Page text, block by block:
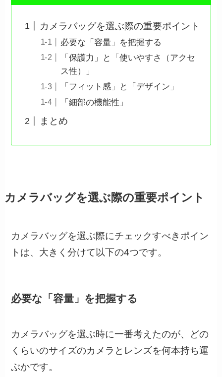
カメラバッグを選ぶ際の重要ポイント
必要な「容量」を把握する
「保護力」と「使いやすさ（アクセ
ス性）」
「フィット感」と「デザイン」
「細部の機能性」
まとめ
カメラバッグを選ぶ際の重要ポイント
カメラバッグを選ぶ際にチェックすべきポイン
トは、大きく分けて以下の4つです。
必要な「容量」を把握する
カメラバッグを選ぶ時に一番考えたのが、どの
くらいのサイズのカメラとレンズを何本持ち運
ぶかです。